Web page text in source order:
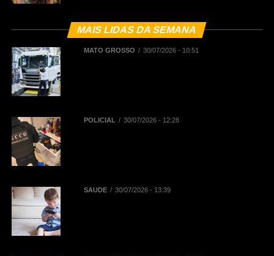
MAIS LIDAS DA SEMANA
MATO GROSSO 30/07/2026 - 10:51
POLICIAL 30/07/2026 - 12:28
SAÚDE 30/07/2026 - 13:39